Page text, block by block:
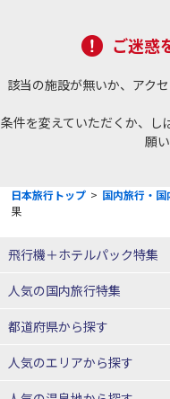
ご迷惑
該当の施設が無いか、アク
条件を変えていただくか、し
願
日本旅行トップ > 国内旅行・国
果
飛行機＋ホテルパック特集
赤い風船ダイナミックパッケー
人気の国内旅行特集
東京ディズニーリゾート®への旅
都道府県から探す
北海道旅行・ツアー
人気のエリアから探す